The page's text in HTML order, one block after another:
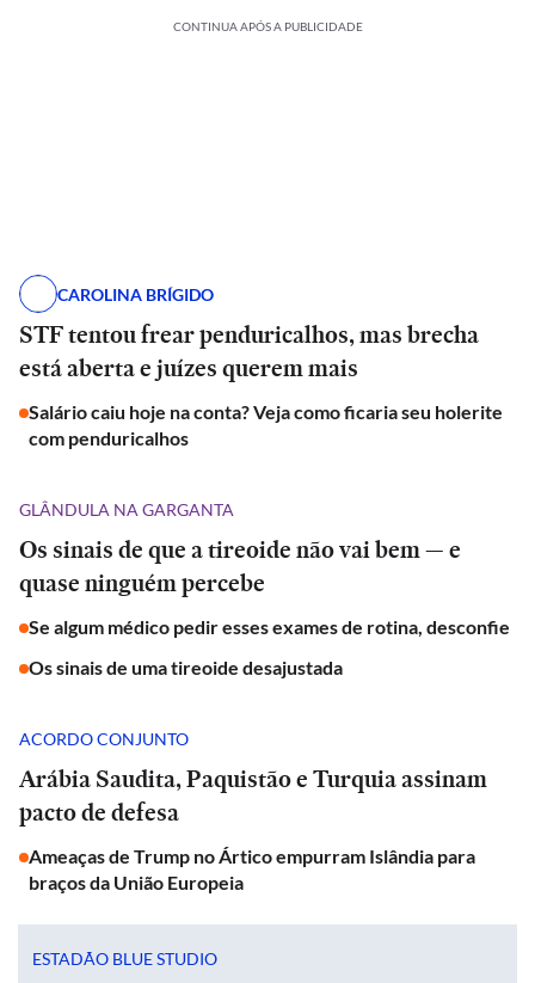
CONTINUA APÓS A PUBLICIDADE
CAROLINA BRÍGIDO
STF tentou frear penduricalhos, mas brecha
está aberta e juízes querem mais
Salário caiu hoje na conta? Veja como ficaria seu holerite
com penduricalhos
GLÂNDULA NA GARGANTA
Os sinais de que a tireoide não vai bem — e
quase ninguém percebe
Se algum médico pedir esses exames de rotina, desconfie
Os sinais de uma tireoide desajustada
ACORDO CONJUNTO
Arábia Saudita, Paquistão e Turquia assinam
pacto de defesa
Ameaças de Trump no Ártico empurram Islândia para
braços da União Europeia
ESTADÃO BLUE STUDIO